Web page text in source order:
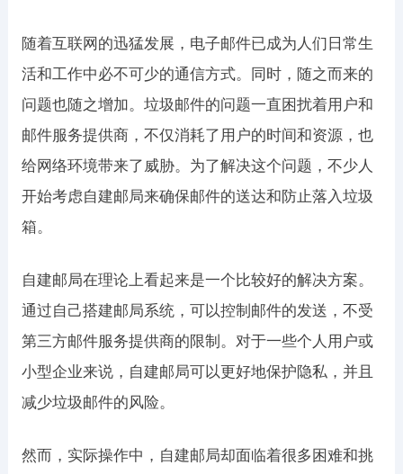
随着互联网的迅猛发展，电子邮件已成为人们日常生
活和工作中必不可少的通信方式。同时，随之而来的
问题也随之增加。垃圾邮件的问题一直困扰着用户和
邮件服务提供商，不仅消耗了用户的时间和资源，也
给网络环境带来了威胁。为了解决这个问题，不少人
开始考虑自建邮局来确保邮件的送达和防止落入垃圾
箱。
自建邮局在理论上看起来是一个比较好的解决方案。
通过自己搭建邮局系统，可以控制邮件的发送，不受
第三方邮件服务提供商的限制。对于一些个人用户或
小型企业来说，自建邮局可以更好地保护隐私，并且
减少垃圾邮件的风险。
然而，实际操作中，自建邮局却面临着很多困难和挑